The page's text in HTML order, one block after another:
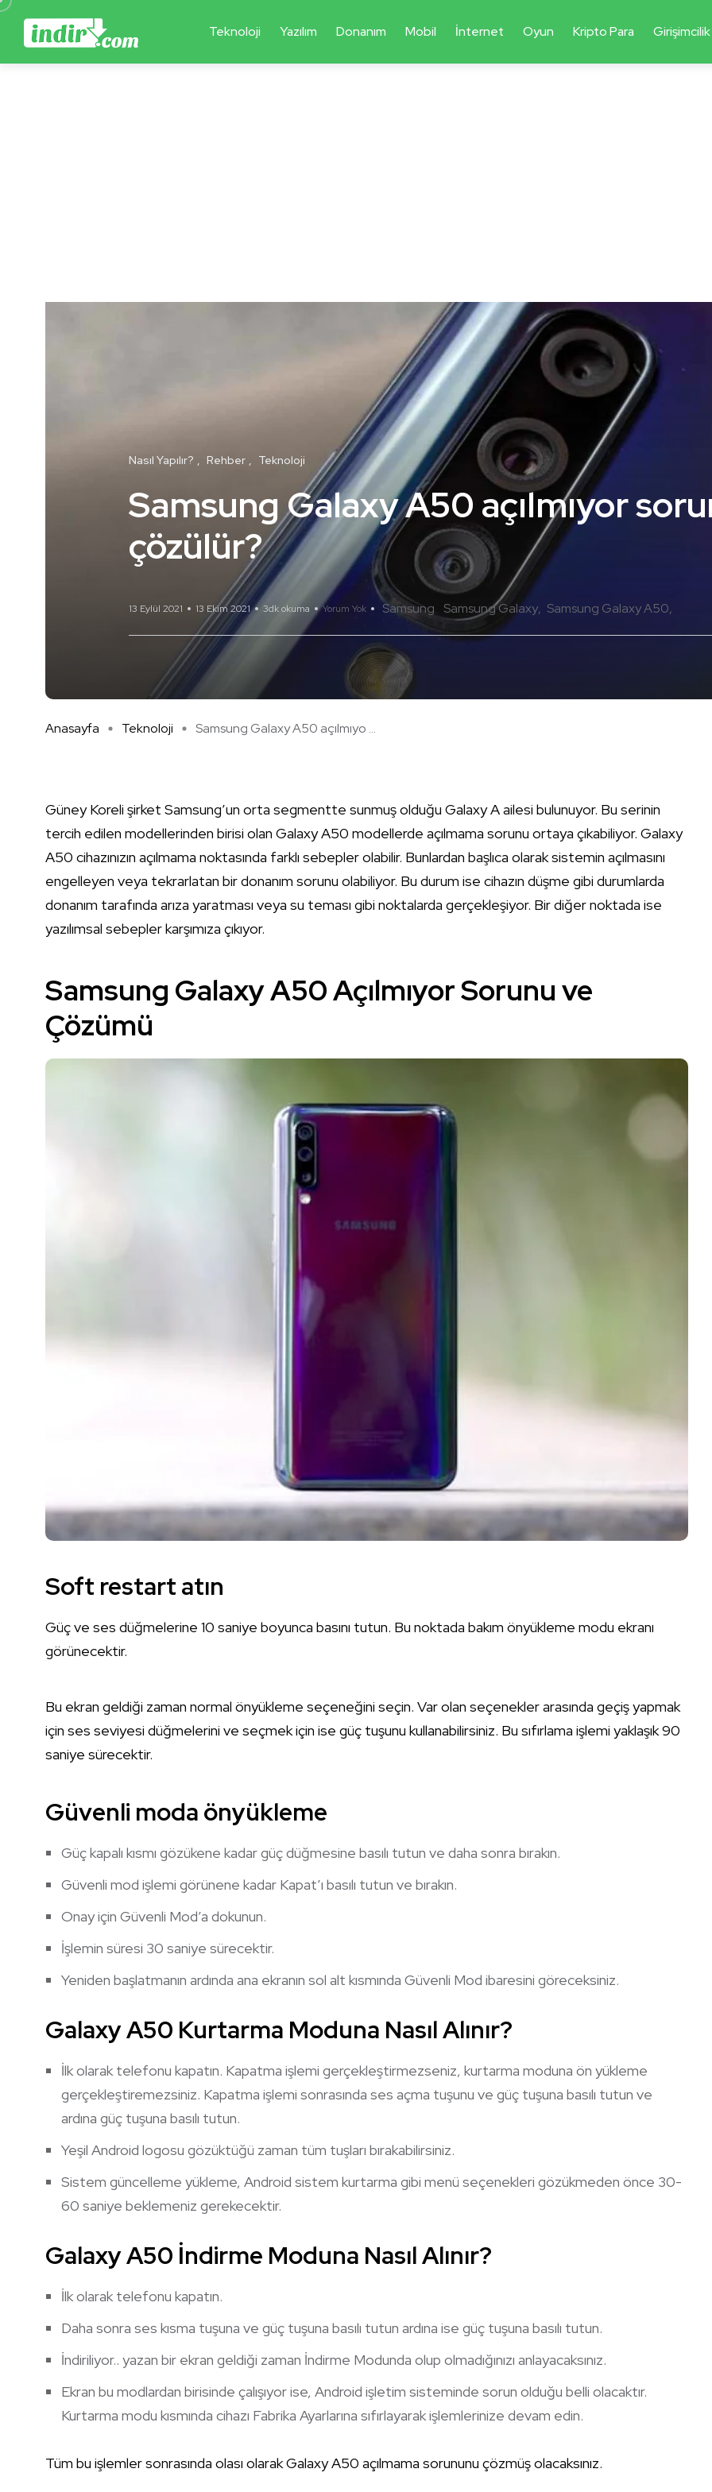
Teknoloji Yazılım Donanım Mobil İnternet Oyun Kripto Para Girişimcilik
Nasıl Yapılır? Rehber Teknoloji
Samsung Galaxy A50 açılmıyor
çözülür?
13 Eylül 2021 13 Ekim 2021 3dk okuma Yorum Yok Samsung Samsung Galaxy Samsung Galaxy A50
Anasayfa Teknoloji Samsung Galaxy A50 açılmıyo ...
Güney Koreli şirket Samsung’un orta segmentte sunmuş olduğu Galaxy A ailesi bulunuyor. Bu serinin
tercih edilen modellerinden birisi olan Galaxy A50 modellerde açılmama sorunu ortaya çıkabiliyor. Galaxy
A50 cihazınızın açılmama noktasında farklı sebepler olabilir. Bunlardan başlıca olarak sistemin açılmasını
engelleyen veya tekrarlatan bir donanım sorunu olabiliyor. Bu durum ise cihazın düşme gibi durumlarda
donanım tarafında arıza yaratması veya su teması gibi noktalarda gerçekleşiyor. Bir diğer noktada ise
yazılımsal sebepler karşımıza çıkıyor.
Samsung Galaxy A50 Açılmıyor Sorunu ve
Çözümü
Soft restart atın
Güç ve ses düğmelerine 10 saniye boyunca basını tutun. Bu noktada bakım önyükleme modu ekranı
görünecektir.
Bu ekran geldiği zaman normal önyükleme seçeneğini seçin. Var olan seçenekler arasında geçiş yapmak
için ses seviyesi düğmelerini ve seçmek için ise güç tuşunu kullanabilirsiniz. Bu sıfırlama işlemi yaklaşık 90
saniye sürecektir.
Güvenli moda önyükleme
Güç kapalı kısmı gözükene kadar güç düğmesine basılı tutun ve daha sonra bırakın.
Güvenli mod işlemi görünene kadar Kapat’ı basılı tutun ve bırakın.
Onay için Güvenli Mod’a dokunun.
İşlemin süresi 30 saniye sürecektir.
Yeniden başlatmanın ardında ana ekranın sol alt kısmında Güvenli Mod ibaresini göreceksiniz.
Galaxy A50 Kurtarma Moduna Nasıl Alınır?
İlk olarak telefonu kapatın. Kapatma işlemi gerçekleştirmezseniz, kurtarma moduna ön yükleme
gerçekleştiremezsiniz. Kapatma işlemi sonrasında ses açma tuşunu ve güç tuşuna basılı tutun ve
ardına güç tuşuna basılı tutun.
Yeşil Android logosu gözüktüğü zaman tüm tuşları bırakabilirsiniz.
Sistem güncelleme yükleme, Android sistem kurtarma gibi menü seçenekleri gözükmeden önce 30-
60 saniye beklemeniz gerekecektir.
Galaxy A50 İndirme Moduna Nasıl Alınır?
İlk olarak telefonu kapatın.
Daha sonra ses kısma tuşuna ve güç tuşuna basılı tutun ardına ise güç tuşuna basılı tutun.
İndiriliyor.. yazan bir ekran geldiği zaman İndirme Modunda olup olmadığınızı anlayacaksınız.
Ekran bu modlardan birisinde çalışıyor ise, Android işletim sisteminde sorun olduğu belli olacaktır.
Kurtarma modu kısmında cihazı Fabrika Ayarlarına sıfırlayarak işlemlerinize devam edin.
Tüm bu işlemler sonrasında olası olarak Galaxy A50 açılmama sorununu çözmüş olacaksınız.